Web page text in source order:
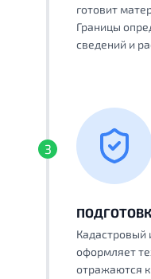
готовит
Границы
сведений и
3
Кадастровый
оформляет
отражаются